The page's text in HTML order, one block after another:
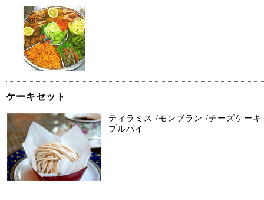
ケーキセット
ティラミス /モンブラン /チーズケー
プルパイ